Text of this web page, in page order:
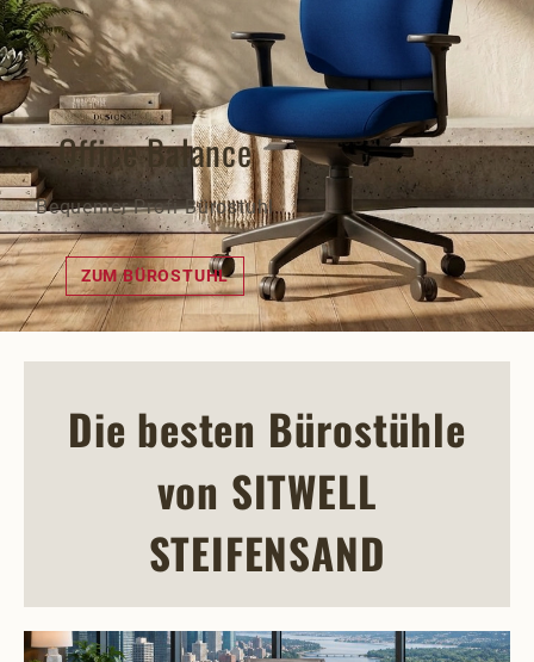
Office Balance
Bequemer Profi Bürostuhl
ZUM BÜROSTUHL
Die besten Bürostühle
von SITWELL
STEIFENSAND